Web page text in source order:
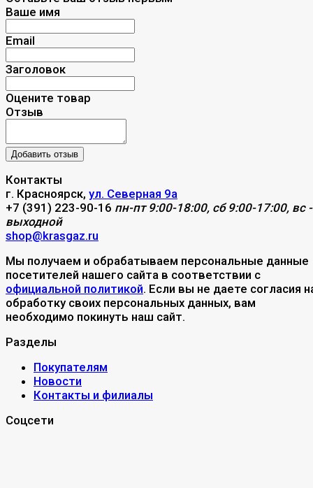
Ваше имя
Email
Заголовок
Оцените товар
Отзыв
Контакты
г. Красноярск, ул. Северная 9а
+7 (391) 223-90-16 пн-пт 9:00-18:00, сб 9:00-17:00, вс -
выходной
shop@krasgaz.ru
Мы получаем и обрабатываем персональные данные
посетителей нашего сайта в соответствии с
официальной политикой. Если вы не даете согласия
обработку своих персональных данных, вам
необходимо покинуть наш сайт.
Разделы
Покупателям
Новости
Контакты и филиалы
Соцсети